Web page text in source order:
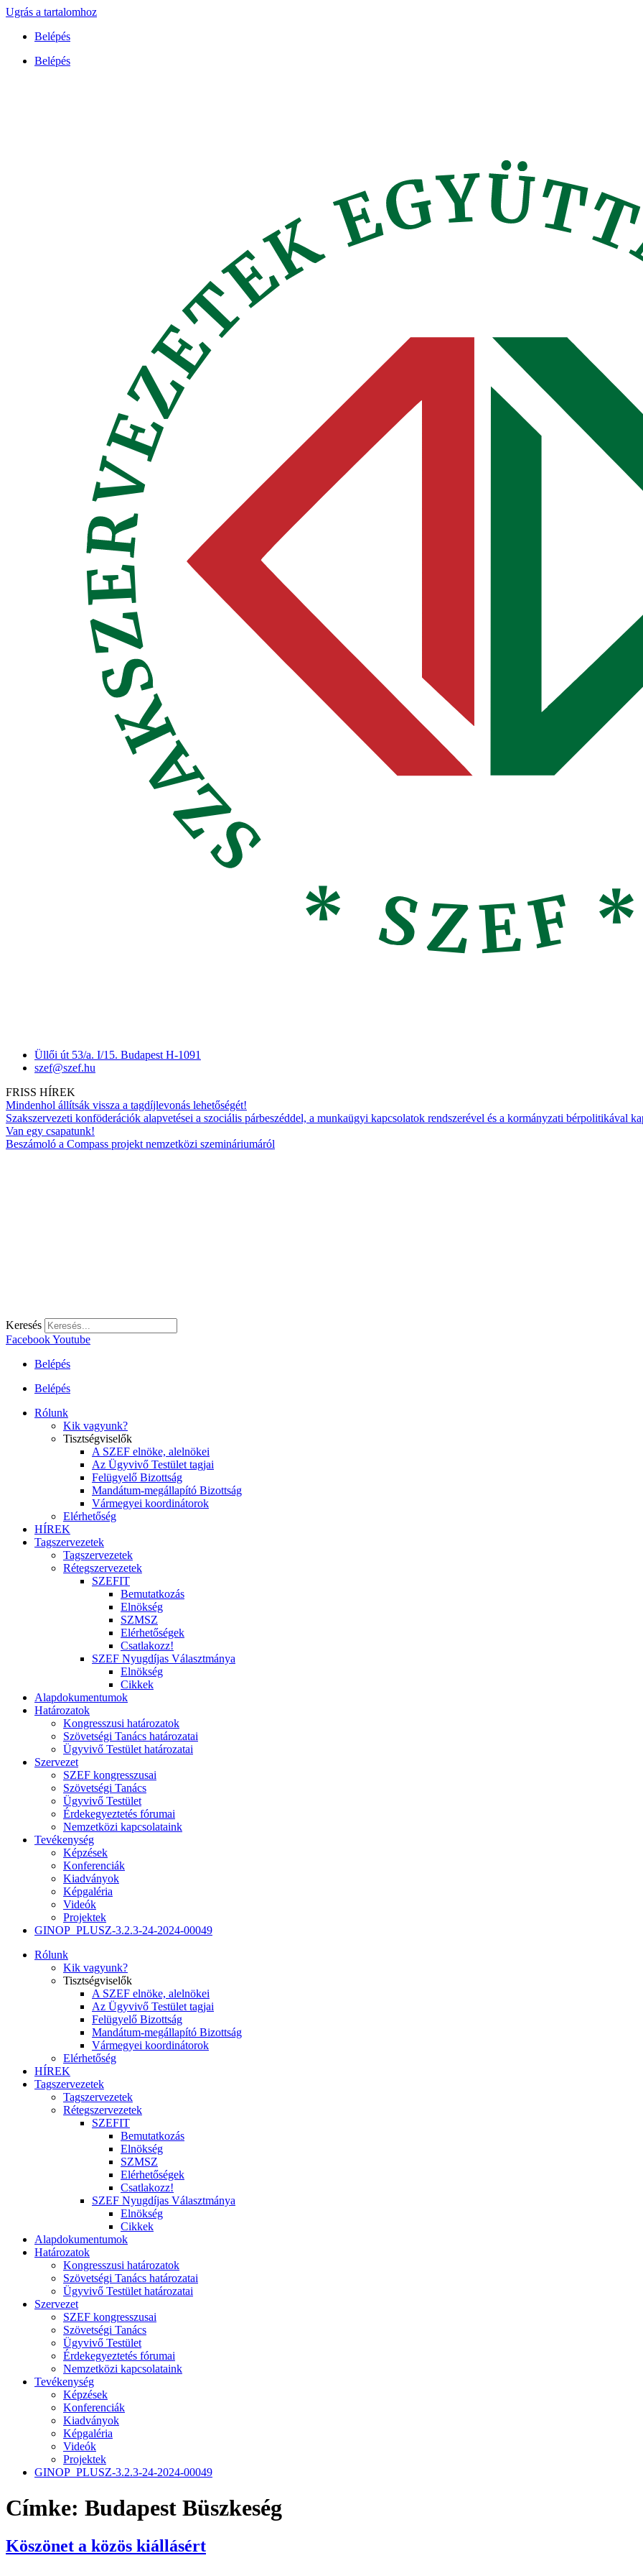
Ugrás a tartalomhoz
Belépés
Belépés
Üllői út 53/a. I/15. Budapest H-1091
szef@szef.hu
FRISS HÍREK
Mindenhol állítsák vissza a tagdíjlevonás lehetőségét!
Szakszervezeti konföderációk alapvetései a szociális párbeszéddel, a munkaügyi kapcsolatok rendszerével és a kormányzati bérpolitikával
Van egy csapatunk!
Beszámoló a Compass projekt nemzetközi szemináriumáról
Keresés
FacebookYoutube
Belépés
Belépés
Rólunk
Kik vagyunk?
Tisztségviselők
A SZEF elnöke, alelnökei
Az Ügyvivő Testület tagjai
Felügyelő Bizottság
Mandátum-megállapító Bizottság
Vármegyei koordinátorok
Elérhetőség
HÍREK
Tagszervezetek
Tagszervezetek
Rétegszervezetek
SZEFIT
Bemutatkozás
Elnökség
SZMSZ
Elérhetőségek
Csatlakozz!
SZEF Nyugdíjas Választmánya
Elnökség
Cikkek
Alapdokumentumok
Határozatok
Kongresszusi határozatok
Szövetségi Tanács határozatai
Ügyvivő Testület határozatai
Szervezet
SZEF kongresszusai
Szövetségi Tanács
Ügyvivő Testület
Érdekegyeztetés fórumai
Nemzetközi kapcsolataink
Tevékenység
Képzések
Konferenciák
Kiadványok
Képgaléria
Videók
Projektek
GINOP_PLUSZ-3.2.3-24-2024-00049
Rólunk
Kik vagyunk?
Tisztségviselők
A SZEF elnöke, alelnökei
Az Ügyvivő Testület tagjai
Felügyelő Bizottság
Mandátum-megállapító Bizottság
Vármegyei koordinátorok
Elérhetőség
HÍREK
Tagszervezetek
Tagszervezetek
Rétegszervezetek
SZEFIT
Bemutatkozás
Elnökség
SZMSZ
Elérhetőségek
Csatlakozz!
SZEF Nyugdíjas Választmánya
Elnökség
Cikkek
Alapdokumentumok
Határozatok
Kongresszusi határozatok
Szövetségi Tanács határozatai
Ügyvivő Testület határozatai
Szervezet
SZEF kongresszusai
Szövetségi Tanács
Ügyvivő Testület
Érdekegyeztetés fórumai
Nemzetközi kapcsolataink
Tevékenység
Képzések
Konferenciák
Kiadványok
Képgaléria
Videók
Projektek
GINOP_PLUSZ-3.2.3-24-2024-00049
Címke: Budapest Büszkeség
Köszönet a közös kiállásért